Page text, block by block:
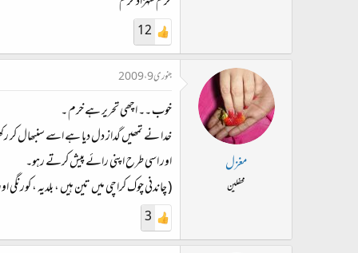
12
مغزل
محفلین
جنوری 9، 2009
خوب ۔۔ اچھی تحریر ہے خرم ۔
خدا نے تمھیں گداز دل دیا ہے اسے سنبھال کر
اور اسی طرح اپنی رائے پیش کرتے رہو۔
( چاندنی چوک کراچی میں تین ہیں ، بلدیہ ، کورنگی
3